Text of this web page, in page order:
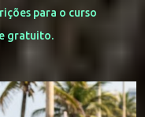
para o curso
gratuito.